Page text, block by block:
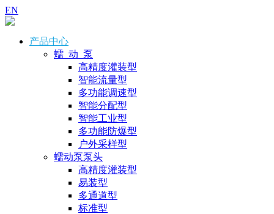
EN
产品中心
蠕 动 泵
高精度灌装型
智能流量型
多功能调速型
智能分配型
智能工业型
多功能防爆型
户外采样型
蠕动泵泵头
高精度灌装型
易装型
多通道型
标准型